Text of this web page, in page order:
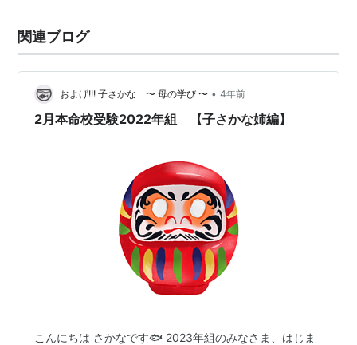
関連ブログ
およげ!!! 子さかな 〜 母の学び 〜 • 4年前
2月本命校受験2022年組 【子さかな姉編】
こんにちは さかなです🐟 2023年組のみなさま、はじま